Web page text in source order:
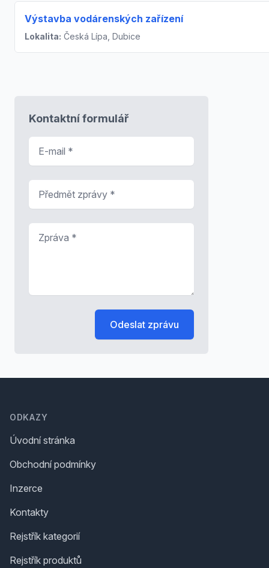
Výstavba vodárenských zařízení
Lokalita: Česká Lípa, Dubice
Kontaktní formulář
Odeslat zprávu
ODKAZY
Úvodní stránka
Obchodní podmínky
Inzerce
Kontakty
Rejstřík kategorií
Rejstřík produktů